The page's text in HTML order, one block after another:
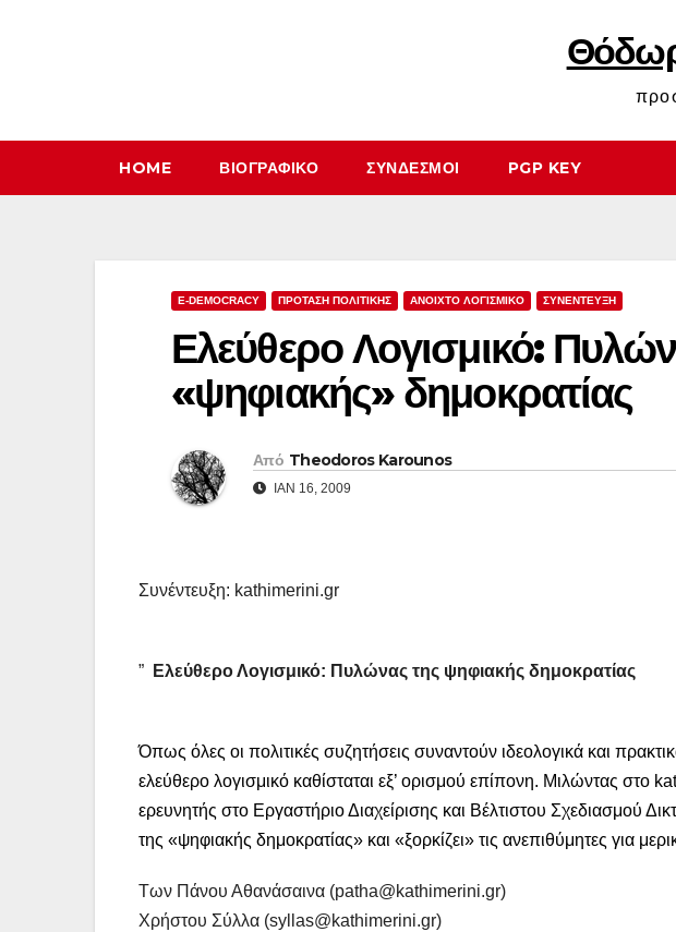
HOME ΒΙΟΓΡΑΦΙΚΌ ΣΎΝΔΕΣΜΟΙ PGP KEY
E-DEMOCRACY ΠΡΟΤΑΣΗ ΠΟΛΙΤΙΚΗΣ ΑΝΟΙΧΤΟ ΛΟΓΙΣΜΙΚΟ ΣΥΝΕΝΤΕΥΞΗ
Ελεύθερο Λογισμικό:
«ψηφιακής» δημοκρατίας
Από Theodoros Karounos
ΙΑΝ 16, 2009
Συνέντευξη: kathimerini.gr
” Ελεύθερο Λογισμικό: Πυλώνας της ψηφιακής δημοκρατίας
Όπως όλες οι πολιτικές συζητήσεις συναντούν ιδεολογικά και
ελεύθερο λογισμικό καθίσταται εξ’ ορισμού επίπονη. Μιλώντας
ερευνητής στο Εργαστήριο Διαχείρισης και Βέλτιστου Σχεδιασμού
της «ψηφιακής δημοκρατίας» και «ξορκίζει» τις ανεπιθύμητες για
Των Πάνου Αθανάσαινα (patha@kathimerini.gr)
Xρήστου Σύλλα (syllas@kathimerini.gr)